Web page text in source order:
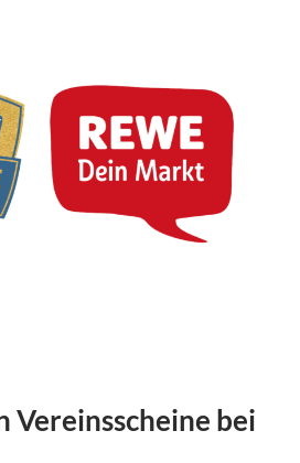
Vereinsscheine bei